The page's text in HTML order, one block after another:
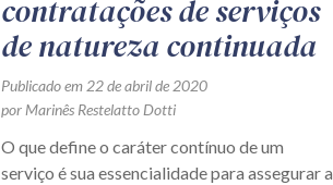
contratações de serviços
de natureza continuada
Publicado em 22 de abril de 2020
por Marinês Restelatto Dotti
O que define o caráter contínuo de um
serviço é sua essencialidade para assegurar a